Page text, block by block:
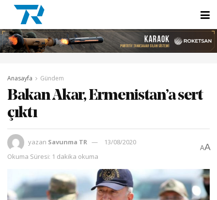
Anasayfa Gündem
Bakan Akar, Ermenistan’a sert
çıktı
yazan Savunma TR
13/08/2020
Okuma Süresi: 1 dakika okuma
AA